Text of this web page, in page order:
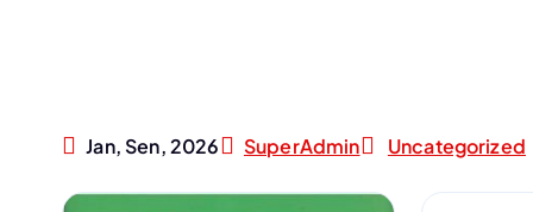
Jan, Sen, 2026 SuperAdmin Uncategorized